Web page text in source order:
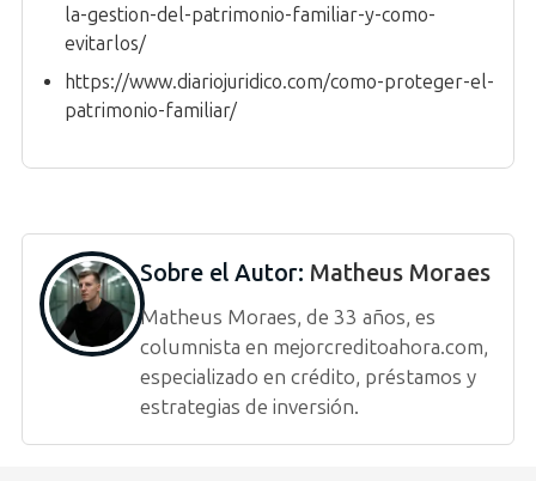
la-gestion-del-patrimonio-familiar-y-como-
evitarlos/
https://www.diariojuridico.com/como-proteger-el-
patrimonio-familiar/
Sobre el Autor: Matheus Moraes
Matheus Moraes, de 33 años, es
columnista en mejorcreditoahora.com,
especializado en crédito, préstamos y
estrategias de inversión.